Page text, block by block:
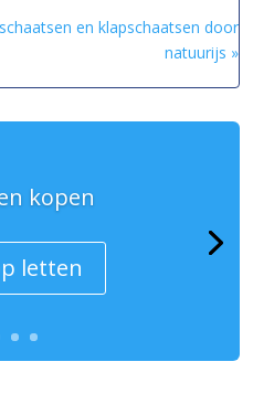
en klapschaatsen door
natuurijs »
kopen
letten